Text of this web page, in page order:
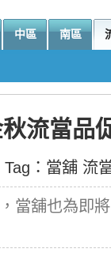
中區 南區
流當品
： 當舖 流
當舖也為即